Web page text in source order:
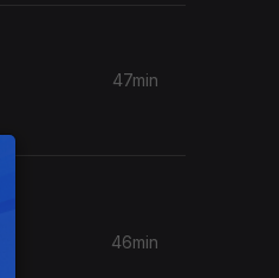
47min
46min